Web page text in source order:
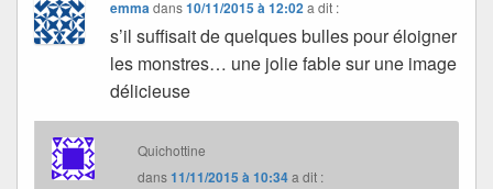
emmadans10/11/2015 à 12:02 a dit :
s’il suffisait de quelques bulles pour éloigner
les monstres… une jolie fable sur une image
délicieuse
Quichottine
dans11/11/2015 à 10:34a dit :